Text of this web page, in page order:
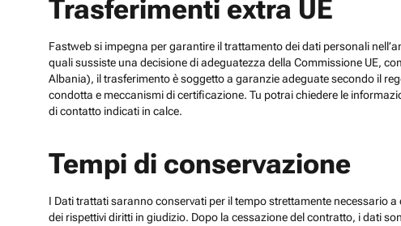
Trasferimenti extra UE
Fastweb si impegna per garantire il trattamento dei dati personali
quali sussiste una decisione di adeguatezza della Commissione UE,
Albania), il trasferimento è soggetto a garanzie adeguate secondo il
condotta e meccanismi di certificazione. Tu potrai chiedere le
di contatto indicati in calce.
Tempi di conservazione
I Dati trattati saranno conservati per il tempo strettamente necessario
dei rispettivi diritti in giudizio. Dopo la cessazione del contratto, i dati